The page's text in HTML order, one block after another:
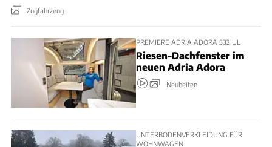
Zugfahrzeug
PREMIERE ADRIA ADORA 532 UL
Riesen-Dachfenster im
neuen Adria Adora
Neuheiten
UNTERBODENVERKLEIDUNG FÜR
WOHNWAGEN